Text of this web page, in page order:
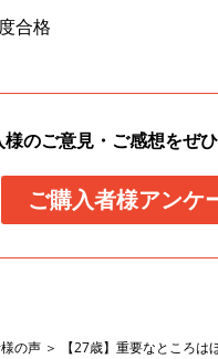
合格
様のご意見・ご感想をぜ
ご購入者様アンケ
の声 ＞
【27歳】重要なところ